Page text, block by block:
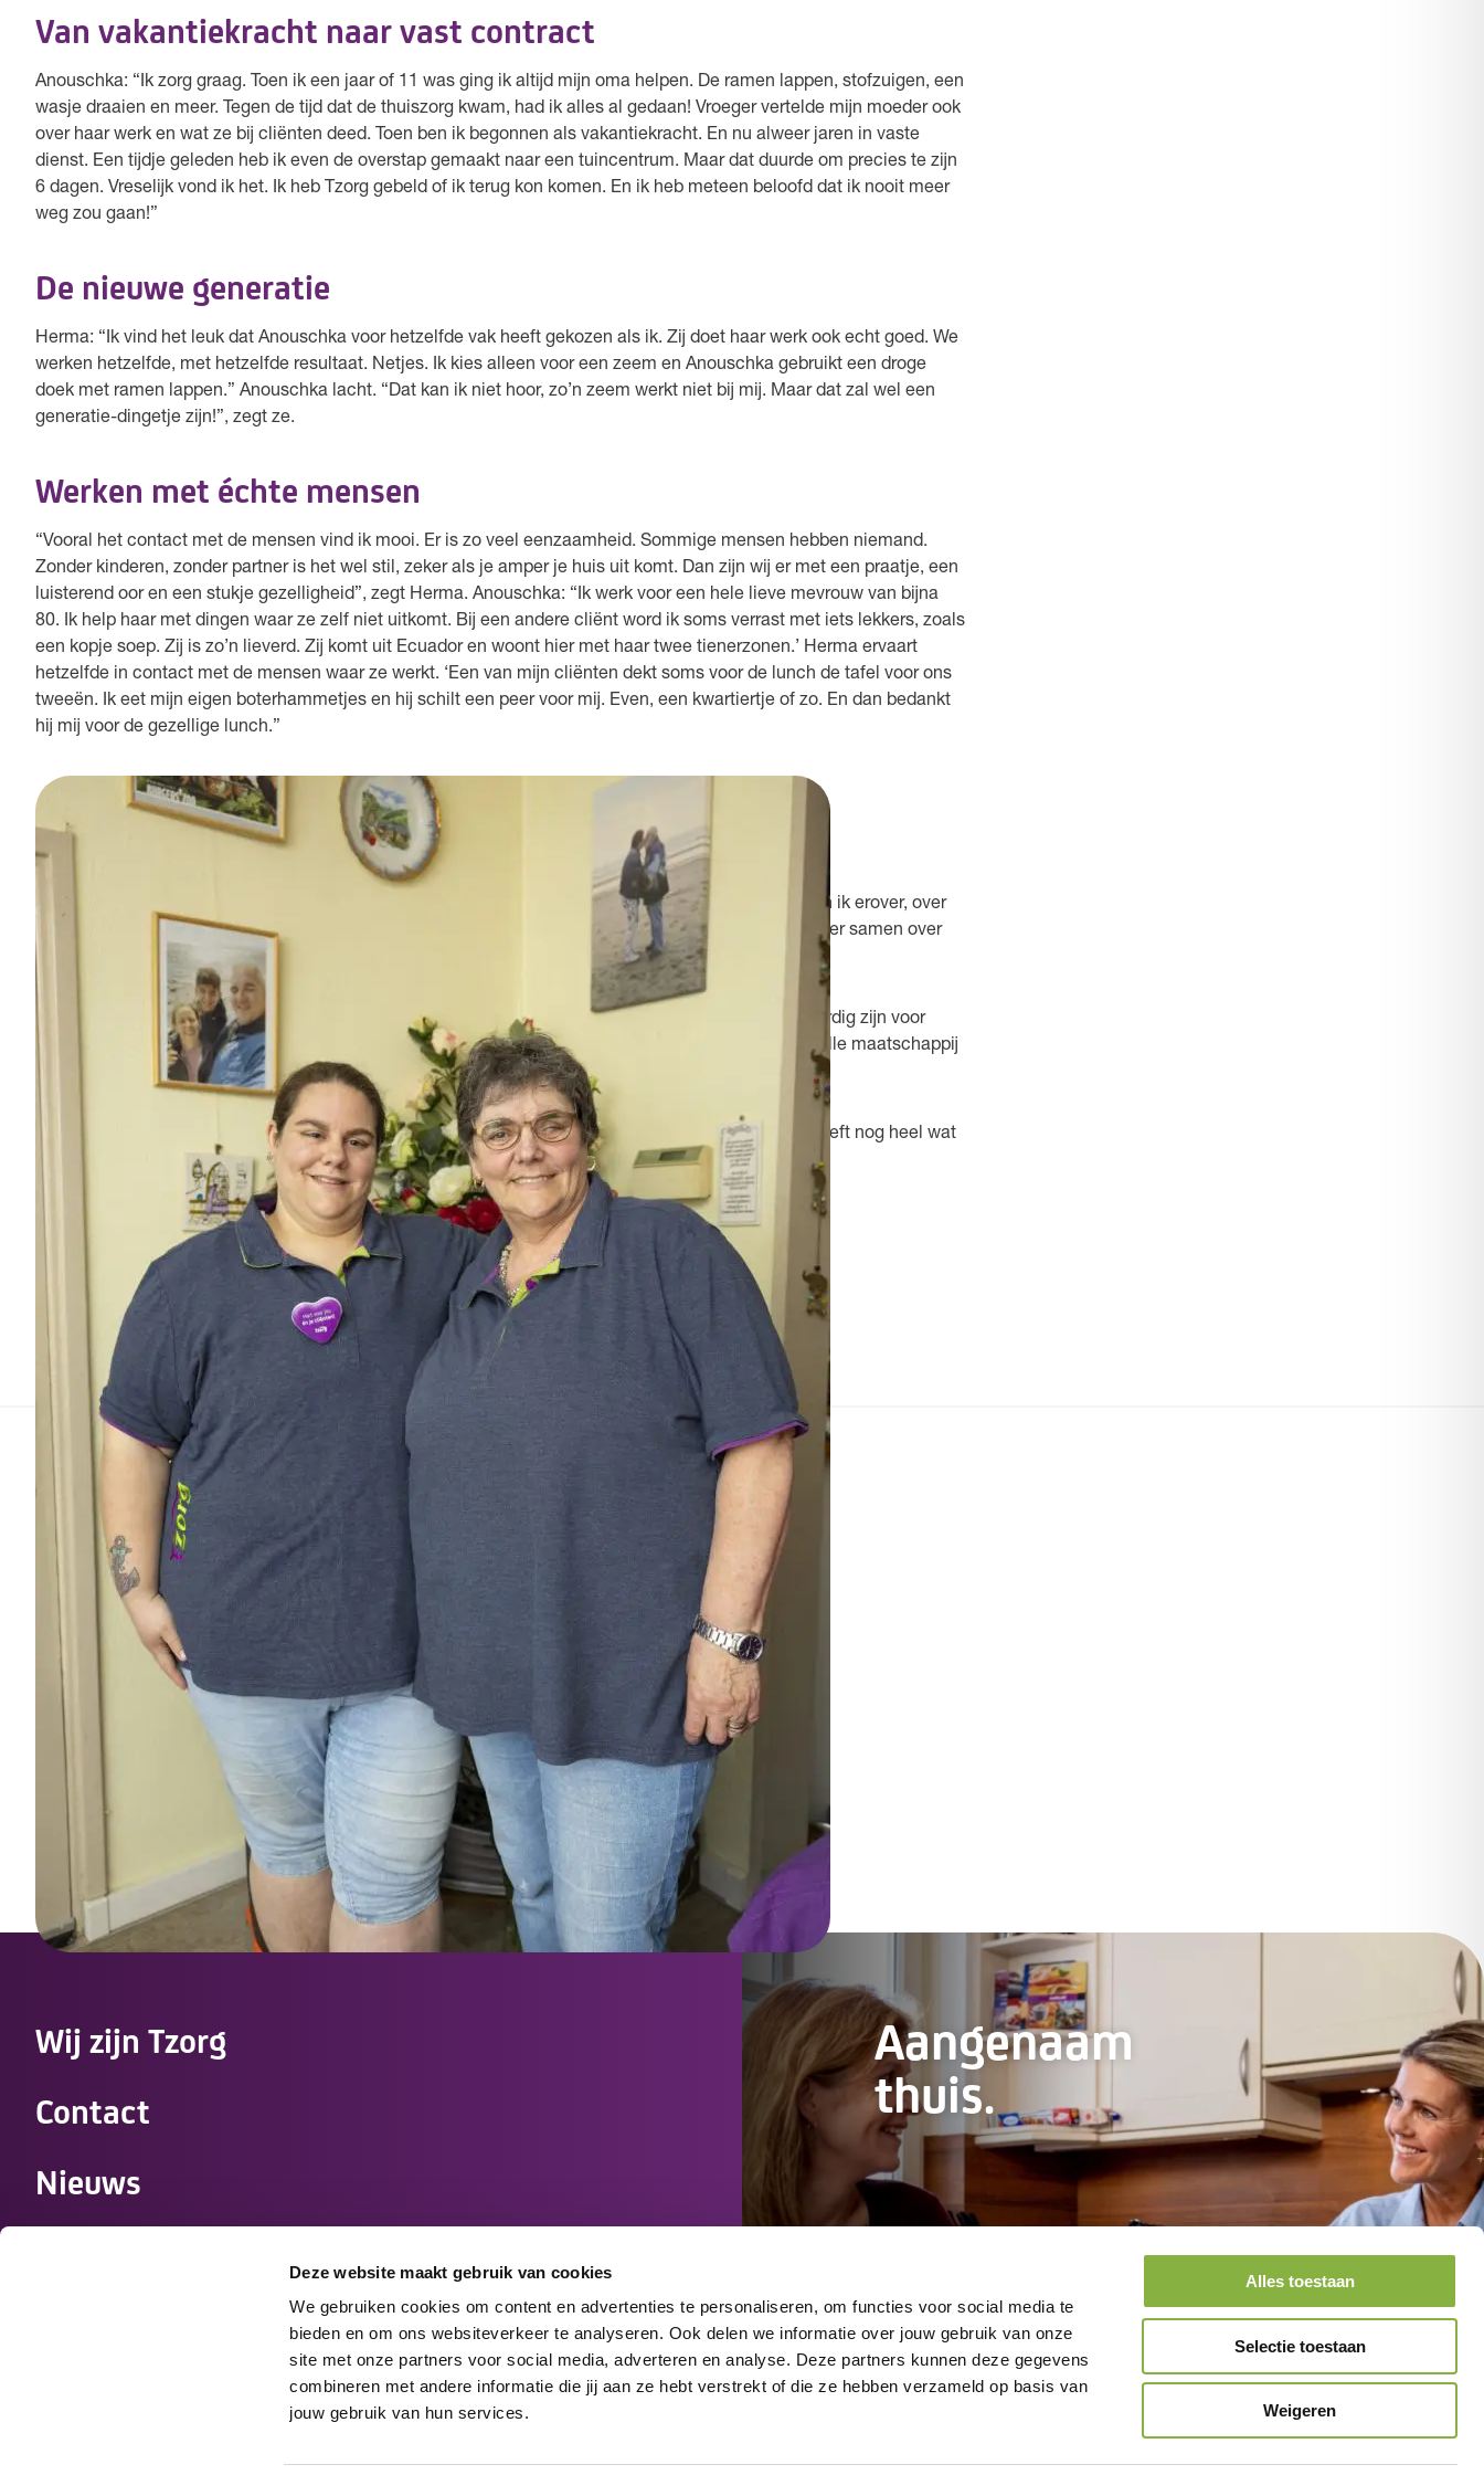
Deze website maakt gebruik van cookies
We gebruiken cookies om content en advertenties te personaliseren, om functies voor social media te
bieden en om ons websiteverkeer te analyseren. Ook delen we informatie over jouw gebruik van onze
site met onze partners voor social media, adverteren en analyse. Deze partners kunnen deze gegevens
combineren met andere informatie die jij aan ze hebt verstrekt of die ze hebben verzameld op basis van
jouw gebruik van hun services.
Alles toestaan
Selectie toestaan
Weigeren
Van vakantiekracht naar vast contract
Anouschka: “Ik zorg graag. Toen ik een jaar of 11 was ging ik altijd mijn oma helpen. De ramen lappen, stofzuigen, een
wasje draaien en meer. Tegen de tijd dat de thuiszorg kwam, had ik alles al gedaan! Vroeger vertelde mijn moeder ook
over haar werk en wat ze bij cliënten deed. Toen ben ik begonnen als vakantiekracht. En nu alweer jaren in vaste
dienst. Een tijdje geleden heb ik even de overstap gemaakt naar een tuincentrum. Maar dat duurde om precies te zijn
6 dagen. Vreselijk vond ik het. Ik heb Tzorg gebeld of ik terug kon komen. En ik heb meteen beloofd dat ik nooit meer
weg zou gaan!”
De nieuwe generatie
Herma: “Ik vind het leuk dat Anouschka voor hetzelfde vak heeft gekozen als ik. Zij doet haar werk ook echt goed. We
werken hetzelfde, met hetzelfde resultaat. Netjes. Ik kies alleen voor een zeem en Anouschka gebruikt een droge
doek met ramen lappen.” Anouschka lacht. “Dat kan ik niet hoor, zo’n zeem werkt niet bij mij. Maar dat zal wel een
generatie-dingetje zijn!”, zegt ze.
Werken met échte mensen
“Vooral het contact met de mensen vind ik mooi. Er is zo veel eenzaamheid. Sommige mensen hebben niemand.
Zonder kinderen, zonder partner is het wel stil, zeker als je amper je huis uit komt. Dan zijn wij er met een praatje, een
luisterend oor en een stukje gezelligheid”, zegt Herma. Anouschka: “Ik werk voor een hele lieve mevrouw van bijna
80. Ik help haar met dingen waar ze zelf niet uitkomt. Bij een andere cliënt word ik soms verrast met iets lekkers, zoals
een kopje soep. Zij is zo’n lieverd. Zij komt uit Ecuador en woont hier met haar twee tienerzonen.’ Herma ervaart
hetzelfde in contact met de mensen waar ze werkt. ‘Een van mijn cliënten dekt soms voor de lunch de tafel voor ons
tweeën. Ik eet mijn eigen boterhammetjes en hij schilt een peer voor mij. Even, een kwartiertje of zo. En dan bedankt
hij mij voor de gezellige lunch.”
Omgaan met lastige situaties
Herma: “Natuurlijk hebben we ook weleens te maken met lastige situaties. Dan praten Anouschka en ik erover, over
hoe de ander het ziet en hoe je daar het beste mee om kunt gaan. Zo helpen we elkaar. Alleen al het er samen over
kunnen hebben, dat scheelt. Gelukkig zijn lastige situaties zeldzaam.”
Wat voor Herma en Anouschka hun dagelijkse doen is, is voor veel mensen niet vanzelfsprekend. Aardig zijn voor
elkaar, elkaar helpen. Zelfs in een klein gebaar kan zo veel aandacht zitten. Goud waard, in onze snelle maatschappij
waarin we zo gemakkelijk langs elkaar heen leven.
Hoe de dames de toekomst zien? Over een paar jaar gaat Herma met pensioen, maar Anouschka heeft nog heel wat
werkjaren te gaan. “Geen probleem. Ik blijf dit werk met plezier de rest van mijn leven doen!”
Terug naar overzicht
Gerelateerde verhalen
"Ik ben hartstikke trots als
iemand een klein stapje zet"
Lees verhaal
“Thuishulp Ina is zoveel
meer, ze ziet ook de mens.”
Lees het verhaal van
mevrouw Ritmeester
Aangenaam
thuis.
Wij zijn Tzorg
Contact
Nieuws